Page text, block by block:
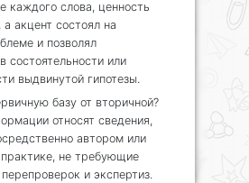
каждого слова, ценность
акцент состоял на
и позволял
состоятельности или
выдвинутой гипотезы.
базу от вторичной?
относят сведения,
автором или
не требующие
и экспертиз.